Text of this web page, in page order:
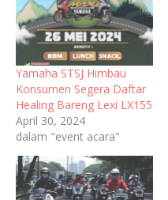
Yamaha STSJ Himbau
Konsumen Segera Daftar
Healing Bareng Lexi LX155
April 30, 2024
dalam "event acara"